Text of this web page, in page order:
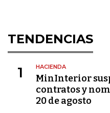
TENDENCIAS
1 HACIENDA
MinInterior
contratos y
20 de agosto